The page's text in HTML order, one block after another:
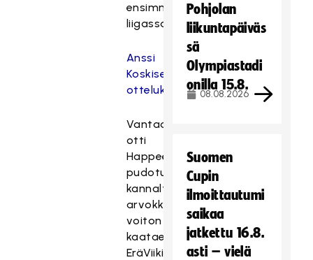
ensimmäinen
liigassa.
Anssi
Koskisen
ottelukuviin
Vantaalla
otti
Happee
pudotuspelipaikkansa
kannalta
arvokkaan
voiton
kaataessaan
EräViikingit
Pohjolan
liikuntapäiväs
sä
Olympiastadi
onilla 15.8.
08.08.2026
Suomen
Cupin
ilmoittautumi
saikaa
jatkettu 16.8.
asti – vielä